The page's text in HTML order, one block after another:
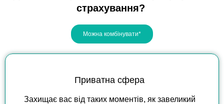
страхування?
Можна комбінувати*
Приватна сфера
Захищає вас від таких моментів, як завеликий